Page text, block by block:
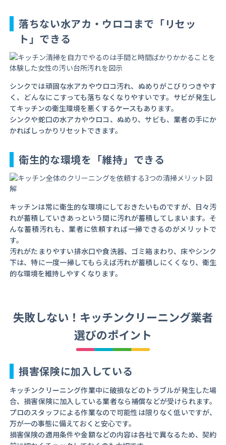
落ちない水アカ・ウロコまで「リセッ
ト」できる
シンクでは頑固な水アカやウロコ汚れ、ぬめりがこびりつきやす
く、どんなにこすっても落ちなくなりやすいです。サビが発生し
てキッチンの衛生環境を悪くするケースもあります。
シンクや蛇口の水アカやウロコ、ぬめり、サビも、業者の手にか
かればしっかりリセットできます。
衛生的な環境を「維持」できる
キッチンは常に衛生的な環境にしておきたいものですが、日々汚
れが蓄積していきあっという間に汚れが蓄積してしまいます。そ
んな蓄積汚れも、業者に依頼すれば一掃できるのがメリットで
す。
汚れがたまりやすい排水口や食洗器、ゴミ箱まわり、床やシンク
下は、特に一度一掃してもらえば汚れが蓄積しにくくなり、衛生
的な環境を維持しやすくなります。
失敗しない！キッチンクリーニング業者
選びのポイント
損害保険に加入している
キッチンクリーニング作業中に破損などのトラブルが発生した場
合、損害保険に加入している業者なら補償などが受けられます。
プロのスタッフによる作業なので可能性は限りなく低いですが、
万が一の事態に備えておくと安心です。
損害保険の適用条件や金額などの内容は各社で異なるため、契約